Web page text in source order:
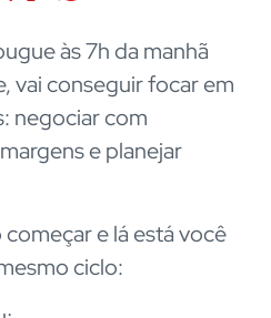
às 7h da manhã
vai conseguir focar em
negociar com
e planejar
e lá está você
ciclo: